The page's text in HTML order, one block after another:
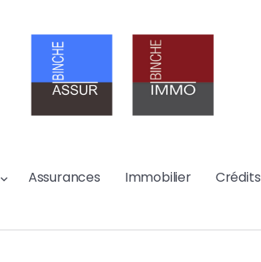
Assurances Immobilier Crédits